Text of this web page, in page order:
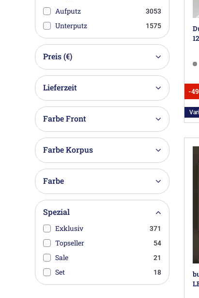
Aufputz 3053
Unterputz 1575
Preis (€)
Lieferzeit
Farbe Front
Farbe Korpus
Farbe
Spezial
Exklusiv 371
Topseller 54
Sale 21
Set 18
-